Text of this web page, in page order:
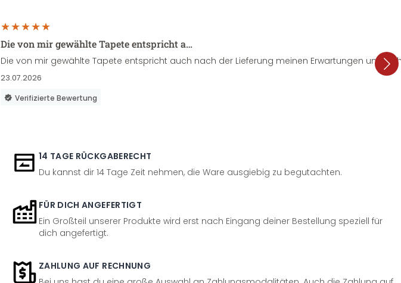
Die von mir gewählte Tapete entspricht a…
Die von mir gewählte Tapete entspricht auch nach der Lieferung meinen Erwartungen und
23.07.2026
Verifizierte Bewertung
14 TAGE RÜCKGABERECHT
Du kannst dir 14 Tage Zeit nehmen, die Ware ausgiebig zu begutachten.
FÜR DICH ANGEFERTIGT
Ein Großteil unserer Produkte wird erst nach Eingang deiner Bestellung speziell für
dich angefertigt.
ZAHLUNG AUF RECHNUNG